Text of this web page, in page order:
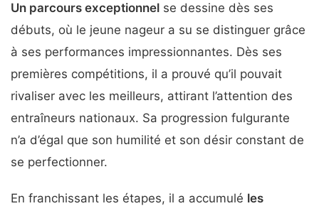
Un parcours exceptionnel se dessine dès ses
débuts, où le jeune nageur a su se distinguer grâce
à ses performances impressionnantes. Dès ses
premières compétitions, il a prouvé qu’il pouvait
rivaliser avec les meilleurs, attirant l’attention des
entraîneurs nationaux. Sa progression fulgurante
n’a d’égal que son humilité et son désir constant de
se perfectionner.
En franchissant les étapes, il a accumulé les